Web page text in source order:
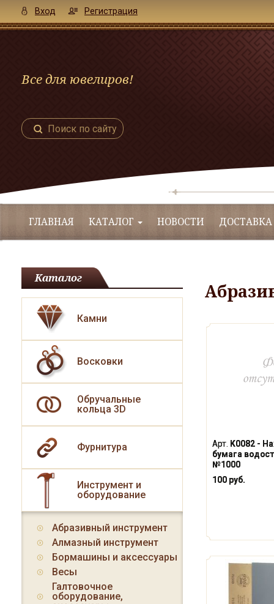
Вход Регистрация
Все для ювелиров!
Поиск по сайту
ГЛАВНАЯ КАТАЛОГ НОВОСТИ
Арт. K0082 -
бумага
№1000
100 руб.
Каталог
Камни
Восковки
Обручальные
кольца 3D
Фурнитура
Инструмент и
оборудование
Абразивный инструмент
Алмазный инструмент
Бормашины и аксессуары
Весы
Галтовочное
оборудование,